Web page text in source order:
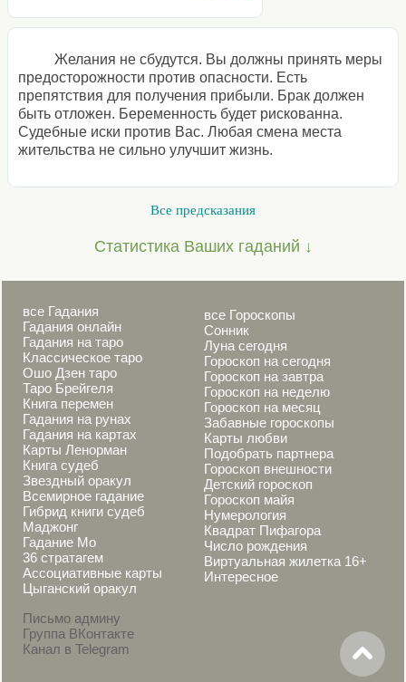
Желания не сбудутся. Вы должны принять меры
предосторожности против опасности. Есть
препятствия для получения прибыли. Брак должен
быть отложен. Беременность будет рискованна.
Судебные иски против Вас. Любая смена места
жительства не сильно улучшит жизнь.
Все предсказания
Статистика Ваших гаданий ↓
все Гадания
Гадания онлайн
Гадания на таро
Классическое таро
Ошо Дзен таро
Таро Брейгеля
Книга перемен
Гадания на рунах
Гадания на картах
Карты Ленорман
Книга судеб
Звездный оракул
Всемирное гадание
Гибрид книги судеб
Маджонг
Гадание Мо
36 стратагем
Ассоциативные карты
Цыганский оракул
Письмо админу
Группа ВКонтакте
Канал в Telegram
все Гороскопы
Сонник
Луна сегодня
Гороскоп на сегодня
Гороскоп на завтра
Гороскоп на неделю
Гороскоп на месяц
Забавные гороскопы
Карты любви
Подобрать партнера
Гороскоп внешности
Детский гороскоп
Гороскоп майя
Нумерология
Квадрат Пифагора
Число рождения
Виртуальная жилетка 16+
Интересное